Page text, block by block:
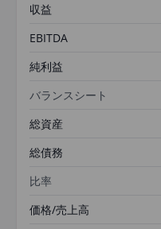
収益
EBITDA
純利益
バランスシート
総資産
総債務
比率
価格/売上高